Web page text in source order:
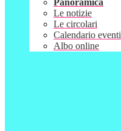
Panoramica
Le notizie
Le circolari
Calendario eventi
Albo online